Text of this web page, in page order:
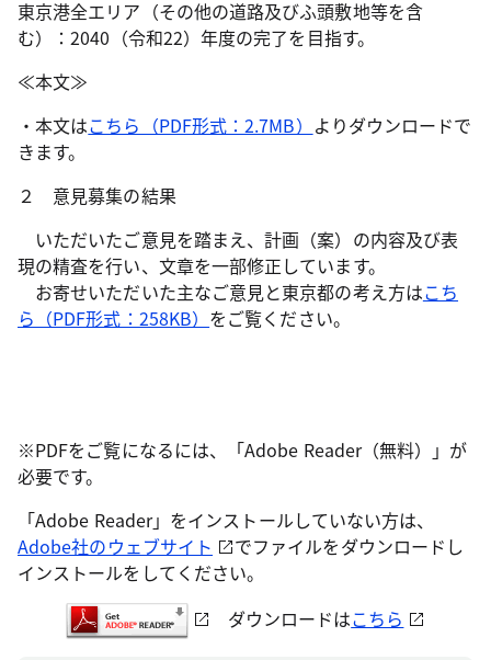
東京港全エリア（その他の道路及びふ頭敷地等を含
む）：2040（令和22）年度の完了を目指す。
≪本文≫
・本文はこちら（PDF形式：2.7MB） よりダウンロードで
きます。
２ 意見募集の結果
いただいたご意見を踏まえ、計画（案）の内容及び表
現の精査を行い、文章を一部修正しています。
お寄せいただいた主なご意見と東京都の考え方はこち
ら（PDF形式：258KB） をご覧ください。
※PDFをご覧になるには、「Adobe Reader（無料）」が
必要です。
「Adobe Reader」をインストールしていない方は、
Adobe社のウェブサイト
でファイルをダウンロードし
インストールをしてください。
ダウンロードはこちら